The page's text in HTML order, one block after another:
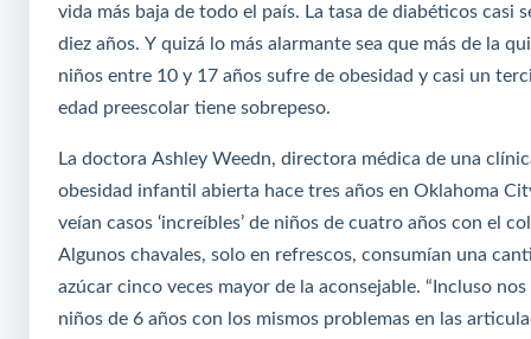
vida más baja de todo el país. La tasa de diabéticos casi
diez años. Y quizá lo más alarmante sea que más de la
niños entre 10 y 17 años sufre de obesidad y casi un
edad preescolar tiene sobrepeso.
La doctora Ashley Weedn, directora médica de una
obesidad infantil abierta hace tres años en Oklahoma
veían casos ‘increíbles’ de niños de cuatro años con el
Algunos chavales, solo en refrescos, consumían una
azúcar cinco veces mayor de la aconsejable. “Incluso
niños de 6 años con los mismos problemas en las